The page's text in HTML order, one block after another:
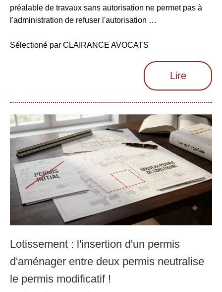
préalable de travaux sans autorisation ne permet pas à
l'administration de refuser l'autorisation …
Sélectioné par CLAIRANCE AVOCATS
Lire
Lotissement : l'insertion d'un permis
d'aménager entre deux permis neutralise
le permis modificatif !